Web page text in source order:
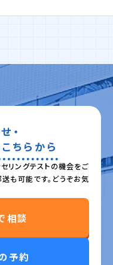
・
ちらから
リングテストの機会をご
も可能です。どうぞお気
相談
予約